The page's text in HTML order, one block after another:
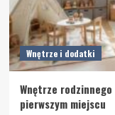
Wnętrze i dodatki
Wnętrze
pierwszym miejscu